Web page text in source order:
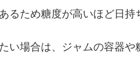
るため糖度が高いほど日持
い場合は、ジャムの容器や